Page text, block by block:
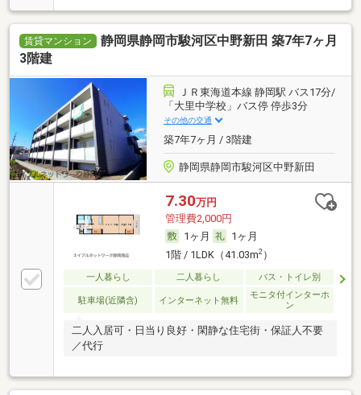
賃貸マンション
静岡県静岡市駿河区中野新田 築7年7ヶ月
3階建
ＪＲ東海道本線 静岡駅 バス17分/
「大里中学校」バス停 停歩3分
その他の交通
築7年7ヶ月 / 3階建
静岡県静岡市駿河区中野新田
7.30万円
管理費2,000円
1ヶ月
1ヶ月
1階 / 1LDK（41.03m2）
一人暮らし 二人暮らし バス・トイレ別
駐車場(近隣含) インターネット無料
モニタ付インターホ
ン
二人入居可・日当り良好・閑静な住宅街・保証人不要
／代行